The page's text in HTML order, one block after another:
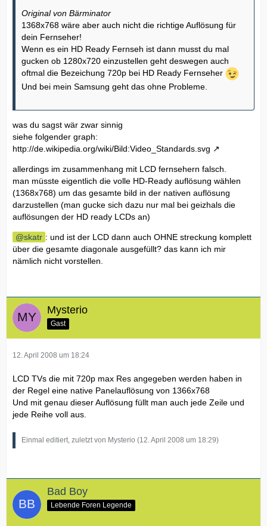
Original von Bärminator
1368x768 wäre aber auch nicht die richtige Auflösung für
dein Fernseher!
Wenn es ein HD Ready Fernseh ist dann musst du mal
gucken ob 1280x720 einzustellen geht deswegen auch
oftmal die Bezeichung 720p bei HD Ready Fernseher
Und bei mein Samsung geht das ohne Probleme.
was du sagst wär zwar sinnig
siehe folgender graph:
http://de.wikipedia.org/wiki/Bild:Video_Standards.svg
allerdings im zusammenhang mit LCD fernsehern falsch.
man müsste eigentlich die volle HD-Ready auflösung wählen
(1368x768) um das gesamte bild in der nativen auflösung
darzustellen (man gucke sich dazu nur mal bei geizhals die
auflösungen der HD ready LCDs an)
skatr : und ist der LCD dann auch OHNE streckung komplett
über die gesamte diagonale ausgefüllt? das kann ich mir
nämlich nicht vorstellen.
Mysterio
Gast
12. April 2008 um 18:24
LCD TVs die mit 720p max Res angegeben werden haben in
der Regel eine native Panelauflösung von 1366x768
Und mit genau dieser Auflösung füllt man auch jede Zeile und
jede Reihe voll aus.
Einmal editiert, zuletzt von Mysterio (12. April 2008 um 18:29)
Bad Boy
Lebende Foren Legende